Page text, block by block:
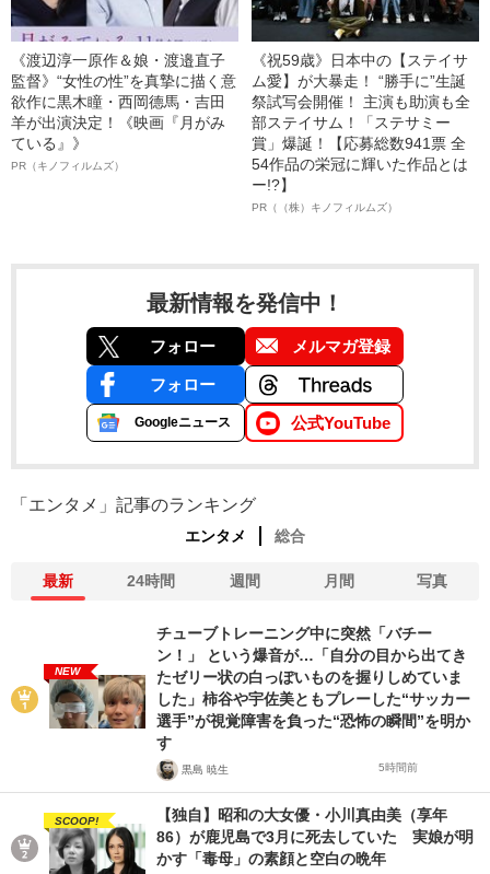
《渡辺淳一原作＆娘・渡邉直子
監督》“女性の性”を真摯に描く意
欲作に黒木瞳・西岡德馬・吉田
羊が出演決定！《映画『月がみ
ている』》
PR（キノフィルムズ）
《祝59歳》日本中の【ステイサ
ム愛】が大暴走！ “勝手に”生誕
祭試写会開催！ 主演も助演も全
部ステイサム！「ステサミー
賞」爆誕！【応募総数941票 全
54作品の栄冠に輝いた作品とは
ー!?】
PR（（株）キノフィルムズ）
最新情報を発信中！
フォロー メルマガ登録
フォロー
Googleニュース 公式YouTube
「エンタメ」記事のランキング
エンタメ 総合
最新 24時間 週間 月間 写真
NEW
チューブトレーニング中に突然「バチー
ン！」 という爆音が…「自分の目から出てき
たゼリー状の白っぽいものを握りしめていま
した」柿谷や宇佐美ともプレーした“サッカー
選手”が視覚障害を負った“恐怖の瞬間”を明か
す
黒島 暁生 5時間前
SCOOP!
【独自】昭和の大女優・小川真由美（享年
86）が鹿児島で3月に死去していた 実娘が明
かす「毒母」の素顔と空白の晩年